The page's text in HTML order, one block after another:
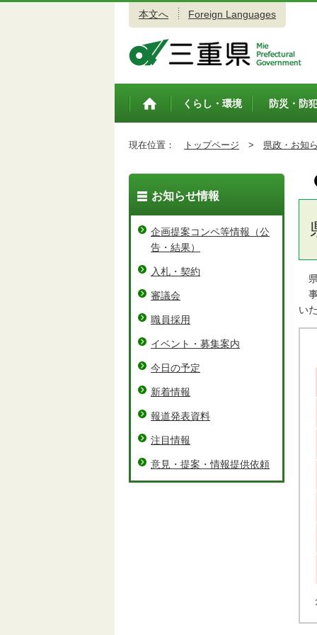
本文へ Foreign Languages
トップペ
くらし・環境 防災・防
現在位置： トップページ > 県政・お知
県
事
い
お知らせ情報
企画提案コンペ等情報（公
告・結果）
入札・契約
審議会
職員採用
イベント・募集案内
今日の予定
新着情報
報道発表資料
注目情報
意見・提案・情報提供依頼